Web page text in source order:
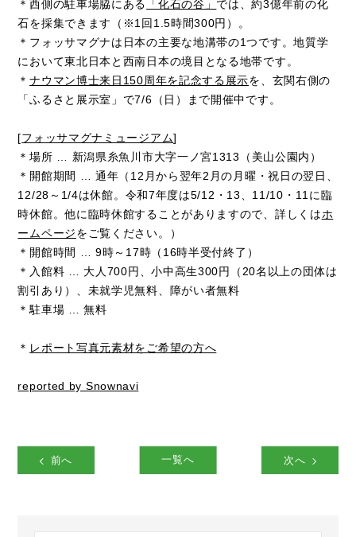
＊西側の駐車場脇にある 「化石の谷」 では、約3億年前の化
石を採集できます（※1回1.5時間300円）。
＊フォッサマグナは日本の主要な地溝帯の1つです。地質学
において東北日本と西南日本の境目となる地帯です。
＊ナウマン博士来日150周年を記念する展示を、玄関右側の
「ふるさと展示室」で7/6（日）まで開催中です。
[フォッサマグナミュージアム]
＊場所 … 新潟県糸魚川市大字一ノ宮1313（美山公園内）
＊開館期間 … 通年（12月から翌年2月の月曜・祝日の翌日、
12/28～1/4は休館。令和7年度は5/12・13、11/10・11に臨
時休館。他に臨時休館することがありますので、詳しくはホ
ームページをご覧ください。）
＊開館時間 … 9時～17時（16時半受付終了）
＊入館料 … 大人700円、小中高生300円（20名以上の団体は
割引あり）、未就学児無料、障がい者無料
＊駐車場 … 無料
＊ レポート写真元素材をご希望の方へ
reported by Snownavi
前へ 一覧へ 次へ